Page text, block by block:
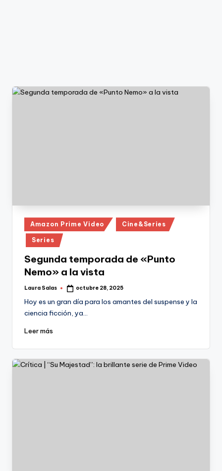
Publicado
en
Amazon Prime Video Cine&Series
Series
Segunda temporada de «Punto
Nemo» a la vista
Publicado
Laura Salas octubre 28, 2025
Hoy es un gran día para los amantes del suspense y la
ciencia ficción, ya…
Leer más